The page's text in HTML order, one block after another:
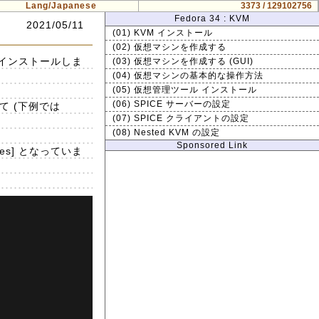
Lang/Japanese 3373 / 129102756
2021/05/11
ンストールしま
(下例では
となっていま
Fedora 34 : KVM
(01) KVM インストール
(02) 仮想マシンを作成する
(03) 仮想マシンを作成する (GUI)
(04) 仮想マシンの基本的な操作方法
(05) 仮想管理ツール インストール
(06) SPICE サーバーの設定
(07) SPICE クライアントの設定
(08) Nested KVM の設定
Sponsored Link